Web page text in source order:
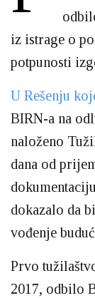
iz istrage o
potpunosti
U Rešenju
BIRN-a na
naloženo
dana od
dokazalo da
vođenje
Prvo
2017, odbilo